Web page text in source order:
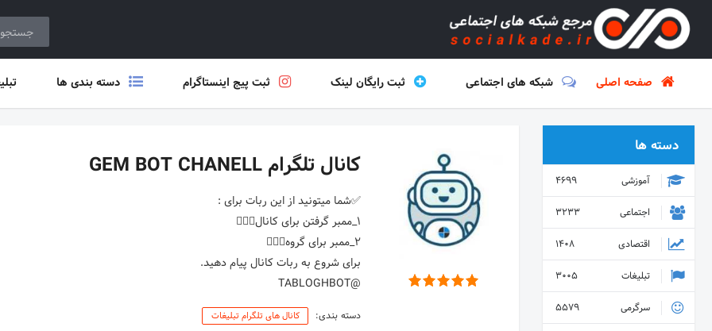
صفحه اصلی شبکه های اجتماعی ثبت رایگان لینک ثبت پیج اینستاگرام دسته بندی ها
کانال تلگرام GEM BOT CHANELL
@TABLOGHBOT
دسته بندی: کانال های تلگرام تبلیغات
دسته ها
آموزشی
4699
اجتماعی
3233
اقتصادی
1408
تبلیغات
3005
سرگرمی
5579